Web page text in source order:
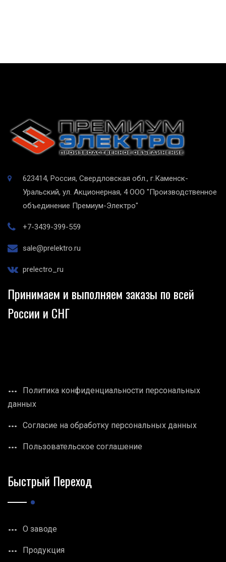
623414, Россия, Свердловская обл., г.Каменск-
Уральский, ул. Акционерная, 4 ООО "Производственное
объединение Премиум-Электро"
+7-3439-399-559
sale@prelektro.ru
prelectro_ru
Принимаем и выполняем заказы по всей
России и СНГ
Политика конфиденциальности персональных
данных
Согласие на обработку персональных данных
Пользовательское соглашение
Быстрый Переход
О заводе
Продукция